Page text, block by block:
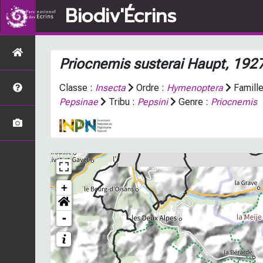
Biodiv'Écrins
Priocnemis susteraiHaupt,
Classe : Insecta Ordre : Hymenoptera
Pepsinae
Tribu : Pepsini Genre : Priocnemis
+
-